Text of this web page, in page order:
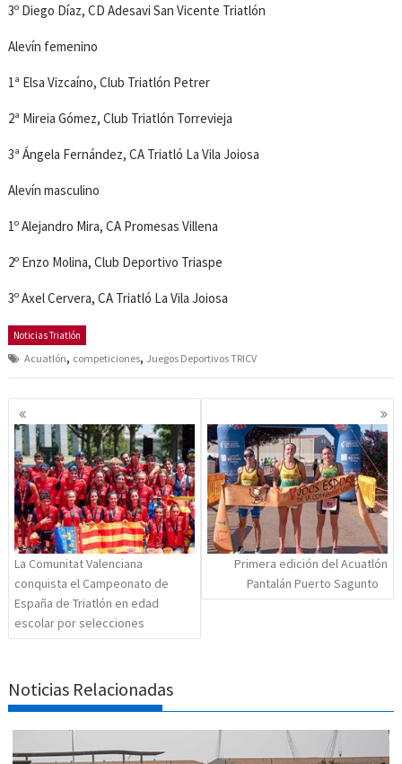
3º Diego Díaz, CD Adesavi San Vicente Triatlón
Alevín femenino
1ª Elsa Vizcaíno, Club Triatlón Petrer
2ª Mireia Gómez, Club Triatlón Torrevieja
3ª Ángela Fernández, CA Triatló La Vila Joiosa
Alevín masculino
1º Alejandro Mira, CA Promesas Villena
2º Enzo Molina, Club Deportivo Triaspe
3º Axel Cervera, CA Triatló La Vila Joiosa
Noticias Triatlón
Acuatlón, competiciones, Juegos Deportivos TRICV
Navegación
de
entradas
La Comunitat Valenciana
conquista el Campeonato de
España de Triatlón en edad
escolar por selecciones
Primera edición del Acuatlón
Pantalán Puerto Sagunto
Noticias Relacionadas